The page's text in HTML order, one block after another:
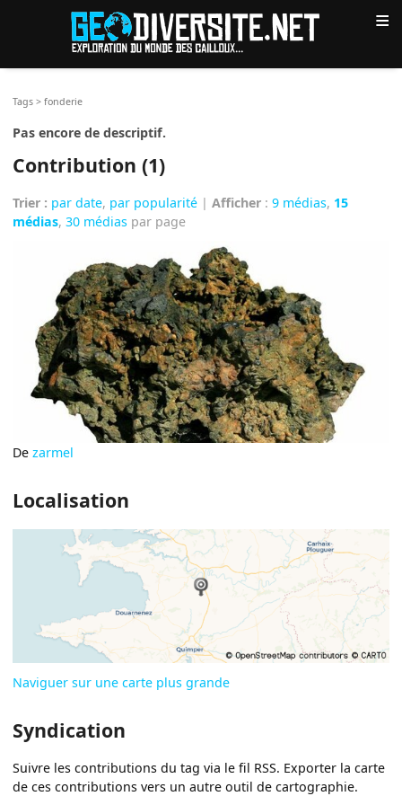
≡
Tags >fonderie
Pas encore de descriptif.
Contribution (1)
Trier : par date, par popularité |Afficher :9 médias, 15
médias,30 médias par page
Dezarmel
Localisation
Naviguer sur une carte plus grande
Syndication
Suivre les contributions du tag via le fil RSS. Exporter la carte
de ces contributions vers un autre outil de cartographie.